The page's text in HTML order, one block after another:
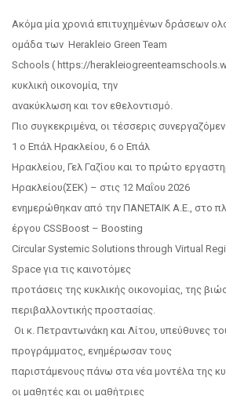
Ακόμα μία χρονιά επιτυχημένων δράσεων
ομάδα των Herakleio Green Team
Schools ( https://
κυκλική οικονομία, την
ανακύκλωση και τον εθελοντισμό.
Πιο συγκεκριμένα, οι τέσσερις
1 ο Επάλ Ηρακλείου, 6 ο Επάλ
Ηρακλείου, Γελ Γαζίου και το πρώτο
Ηρακλείου(ΣΕΚ) – στις 12 Μαΐου 2026
ενημερώθηκαν από την ΠΑΝΕΤΑΙΚ Α.Ε., στο
έργου CSSBoost – Boosting
Circular Systemic Solutions through Virtual
Space για τις καινοτόμες
προτάσεις της κυκλικής οικονομίας, της
περιβαλλοντικής προστασίας.
Οι κ. Πετραντωνάκη και Λίτου, υπεύθυνες
προγράμματος, ενημέρωσαν τους
παριστάμενους πάνω στα νέα μοντέλα της
οι μαθητές και οι μαθήτριες